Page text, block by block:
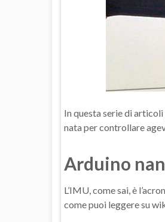
In questa serie di
nata per controllare
Arduino
L’IMU, come sai, è
come puoi leggere su